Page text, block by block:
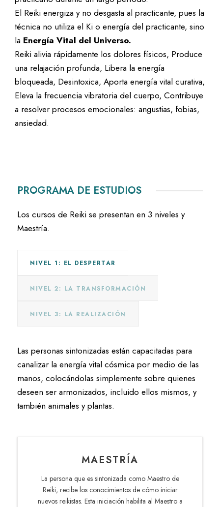
El Reiki energiza y no desgasta al practicante, pues la
técnica no utiliza el Ki o energía del practicante, sino
la Energía Vital del Universo.
Reiki alivia rápidamente los dolores físicos, Produce
una relajación profunda, Libera la energía
bloqueada, Desintoxica, Aporta energía vital curativa,
Eleva la frecuencia vibratoria del cuerpo, Contribuye
a resolver procesos emocionales: angustias, fobias,
ansiedad.
PROGRAMA DE ESTUDIOS
Los cursos de Reiki se presentan en 3 niveles y
Maestría.
NIVEL 1: EL DESPERTAR
NIVEL 2: LA TRANSFORMACIÓN
NIVEL 3: LA REALIZACIÓN
Las personas sintonizadas están capacitadas para
canalizar la energía vital cósmica por medio de las
manos, colocándolas simplemente sobre quienes
deseen ser armonizados, incluido ellos mismos, y
también animales y plantas.
MAESTRÍA
La persona que es sintonizada como Maestro de
Reiki, recibe los conocimientos de cómo iniciar
nuevos reikistas. Esta iniciación habilita al Maestro a